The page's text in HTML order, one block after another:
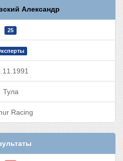
Александр
25
Тула
Racing